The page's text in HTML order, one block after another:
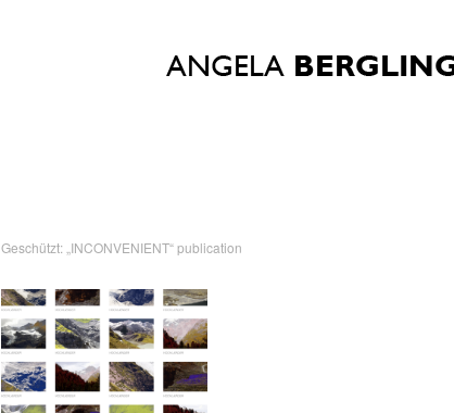
Geschützt: „INCONVENIENT“ publication